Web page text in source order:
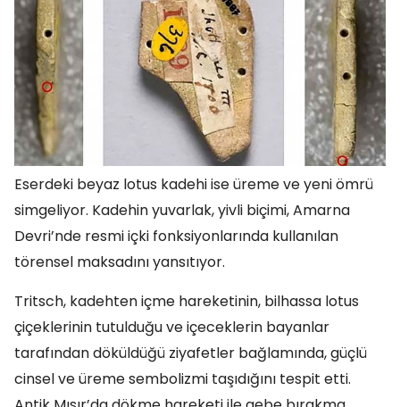
Eserdeki beyaz lotus kadehi ise üreme ve yeni ömrü
simgeliyor. Kadehin yuvarlak, yivli biçimi, Amarna
Devri’nde resmi içki fonksiyonlarında kullanılan
törensel maksadını yansıtıyor.
Tritsch, kadehten içme hareketinin, bilhassa lotus
çiçeklerinin tutulduğu ve içeceklerin bayanlar
tarafından döküldüğü ziyafetler bağlamında, güçlü
cinsel ve üreme sembolizmi taşıdığını tespit etti.